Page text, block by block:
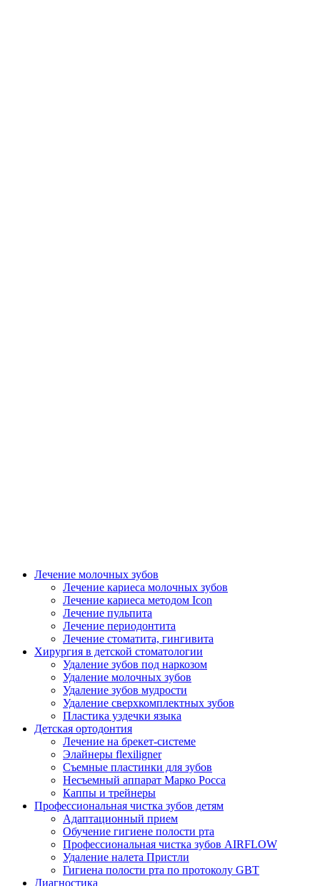
Лечение молочных зубов
Лечение кариеса молочных зубов
Лечение кариеса методом Icon
Лечение пульпита
Лечение периодонтита
Лечение стоматита, гингивита
Хирургия в детской стоматологии
Удаление зубов под наркозом
Удаление молочных зубов
Удаление зубов мудрости
Удаление сверхкомплектных зубов
Пластика уздечки языка
Детская ортодонтия
Лечение на брекет-системе
Элайнеры flexiligner
Съемные пластинки для зубов
Несъемный аппарат Марко Росса
Каппы и трейнеры
Профессиональная чистка зубов детям
Адаптационный прием
Обучение гигиене полости рта
Профессиональная чистка зубов AIRFLOW
Удаление налета Пристли
Гигиена полости рта по протоколу GBT
Диагностика